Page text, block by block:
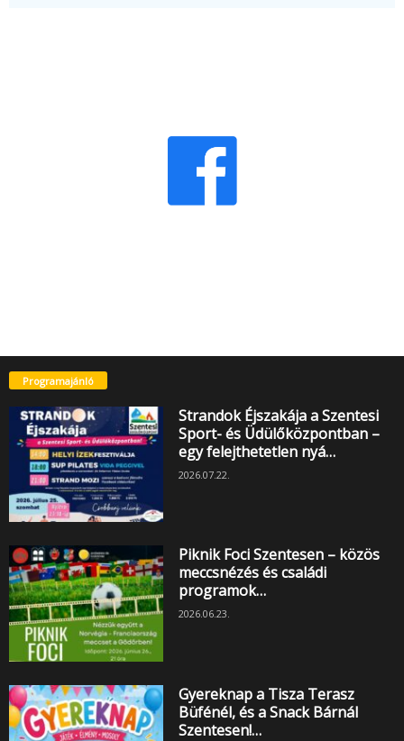
Programajánló
Strandok Éjszakája a Szentesi
Sport- és Üdülőközpontban –
egy felejthetetlen nyá…
2026.07.22.
Piknik Foci Szentesen – közös
meccsnézés és családi
programok…
2026.06.23.
Gyereknap a Tisza Terasz
Büfénél, és a Snack Bárnál
Szentesen!…